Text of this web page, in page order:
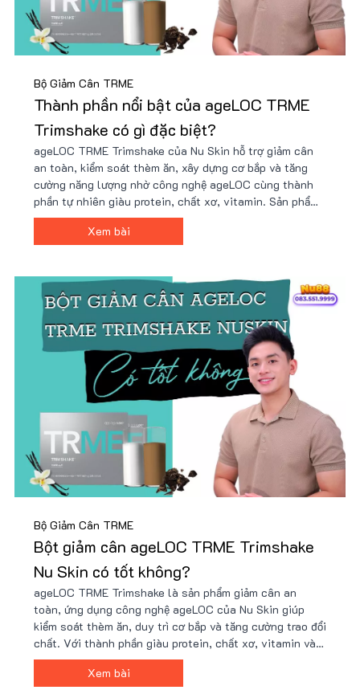
Bộ Giảm Cân TRME
Thành phần nổi bật của ageLOC TRME
Trimshake có gì đặc biệt?
ageLOC TRME Trimshake của Nu Skin hỗ trợ giảm cân
an toàn, kiểm soát thèm ăn, xây dựng cơ bắp và tăng
cường năng lượng nhờ công nghệ ageLOC cùng thành
phần tự nhiên giàu protein, chất xơ, vitamin. Sản phẩm
tiện lợi, dễ sử dụng, phù hợp lối sống bận rộn và mục
tiêu sức khỏe. Giá ưu đãi tại Nu88!
Xem bài
Bộ Giảm Cân TRME
Bột giảm cân ageLOC TRME Trimshake
Nu Skin có tốt không?
ageLOC TRME Trimshake là sản phẩm giảm cân an
toàn, ứng dụng công nghệ ageLOC của Nu Skin giúp
kiểm soát thèm ăn, duy trì cơ bắp và tăng cường trao đổi
chất. Với thành phần giàu protein, chất xơ, vitamin và
khoáng chất, Trimshake hỗ trợ cải thiện vóc dáng hiệu
quả. Mua ngay tại Nu88 để có giá ưu đãi!
Xem bài